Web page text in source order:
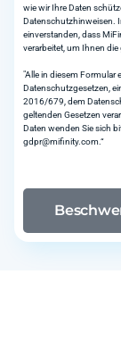
wie wir Ihre Daten
Datenschutzhinweisen.
einverstanden, dass
verarbeitet, um Ihnen
"Alle in diesem Formular
Datenschutzgesetzen,
2016/679, dem
geltenden Gesetzen
Daten wenden Sie sich
gdpr@mifinity.com .“